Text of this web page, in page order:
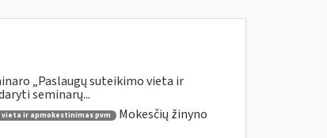
„Paslaugų suteikimo vieta ir
seminarų...
ir apmokestinimas pvm
Mokesčių žinyno